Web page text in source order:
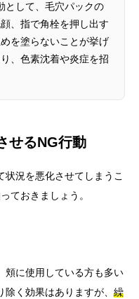
として、毛穴パックの
、指で角栓を押し出す
を塗らないことが挙げ
、色素沈着や炎症を招
せるNG行動
況を悪化させてしまうこ
ておきましょう。
頬に使用している方も多い
く効果はありますが、 繰